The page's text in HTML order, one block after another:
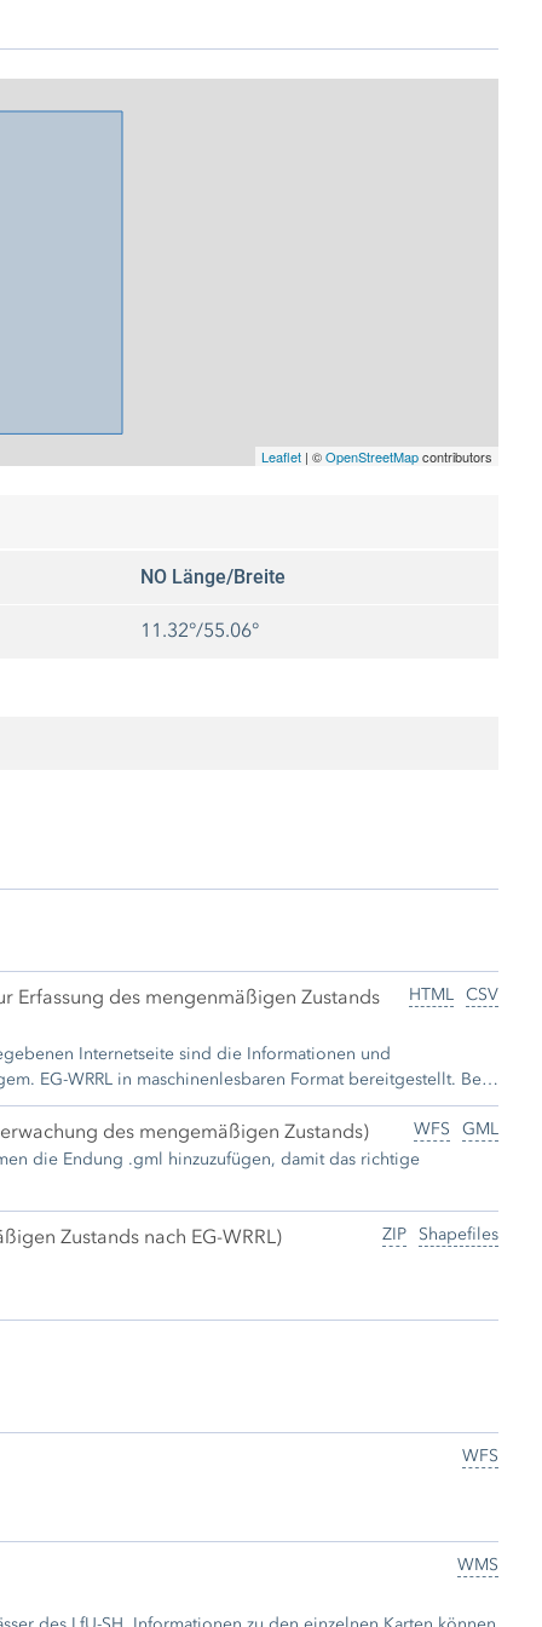
Leaflet | ©OpenStreetMapcontributors
NO Länge/Breite
11.32°/55.06°
CSV
HTML
Erfassung des mengenmäßigen Zustands
EG-WRRL in maschinenlesbaren Format bereitgestellt. Bei
als .csv-Datei herunterladen.
GML
WFS
des mengemäßigen Zustands)
die Endung .gml hinzuzufügen, damit das richtige
Shapefiles
ZIP
Zustands nach EG-WRRL)
WFS
WMS